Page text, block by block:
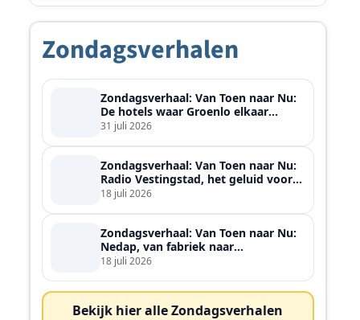
Zondagsverhalen
Zondagsverhaal: Van Toen naar Nu:
De hotels waar Groenlo elkaar
ontmoette
31 juli 2026
Zondagsverhaal: Van Toen naar Nu:
Radio Vestingstad, het geluid voor
heel de streek
18 juli 2026
Zondagsverhaal: Van Toen naar Nu:
Nedap, van fabriek naar
wereldspeler
18 juli 2026
Bekijk hier alle Zondagsverhalen